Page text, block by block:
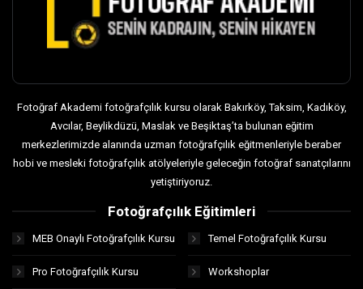
Fotoğraf Akademi fotoğrafçılık kursu olarak Bakırköy, Taksim, Kadıköy,
Avcılar, Beylikdüzü, Maslak ve Beşiktaş’ta bulunan eğitim
merkezlerimizde alanında uzman fotoğrafçılık eğitmenleriyle beraber
hobi ve mesleki fotoğrafçılık atölyeleriyle geleceğin fotoğraf sanatçılarını
yetiştiriyoruz.
Fotoğrafçılık Eğitimleri
MEB Onaylı Fotoğrafçılık Kursu Temel Fotoğrafçılık Kursu
Pro Fotoğrafçılık Kursu Workshoplar